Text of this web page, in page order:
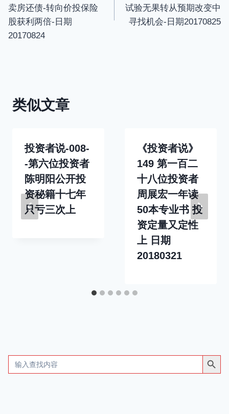
c
r
导
航
卖房还债-转向价投保险
股获利两倍-日期
20170824
试验无果转从预期改变中
寻找机会-日期20170825
类似文章
投资者说-008-
-第六位投资者
陈明阳公开投
资秘籍十七年
只亏三次上
《投资者说》
149 第一百二
十八位投资者
周展宏一年读
50本专业书 投
资定量又定性
上 日期
20180321
Search
for:
搜索按钮